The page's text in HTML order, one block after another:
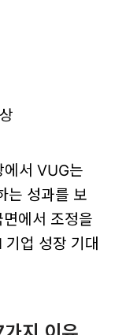
에서 VUG는
는 성과를 보
에서 조정을
업 성장 기대